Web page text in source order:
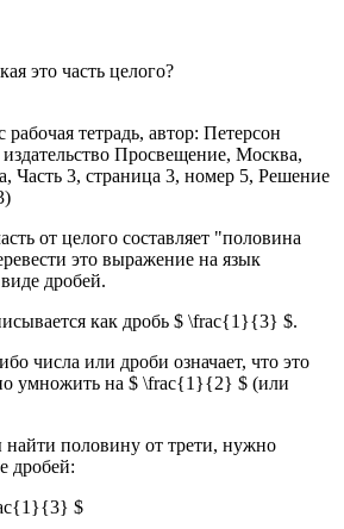
это часть целого?
от целого составляет "половина
это выражение на язык
дробей.
как дробь $ \frac{1}{3} $.
числа или дроби означает, что это
умножить на $ \frac{1}{2} $ (или
найти половину от трети, нужно
дробей:
$